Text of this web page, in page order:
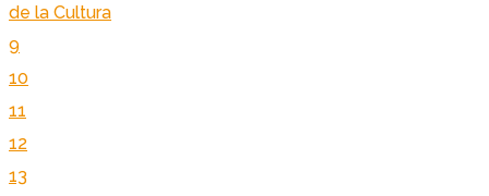
de la Cultura
9
10
11
12
13